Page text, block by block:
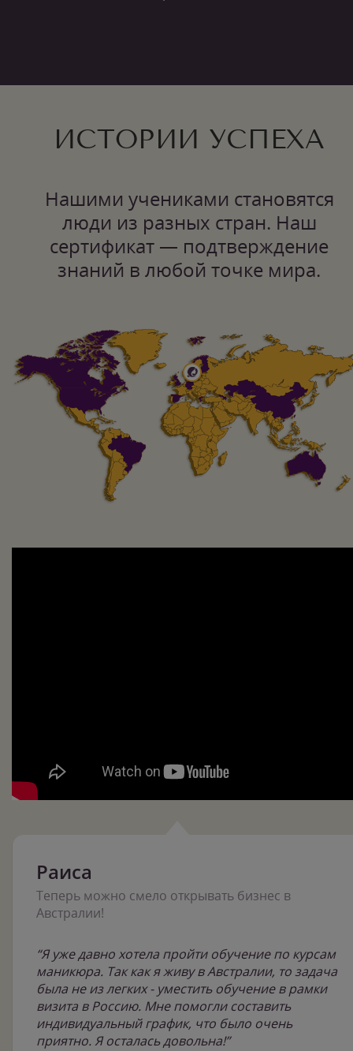
ИСТОРИИ УСПЕХА
Нашими учениками становятся
люди из разных стран. Наш
сертификат — подтверждение
знаний в любой точке мира.
Раиса
Теперь можно смело открывать бизнес в
Австралии!
“Я уже давно хотела пройти обучение по курсам
маникюра. Так как я живу в Австралии, то задача
была не из легких - уместить обучение в рамки
визита в Россию. Мне помогли составить
индивидуальный график, что было очень
приятно. Я осталась довольна!”